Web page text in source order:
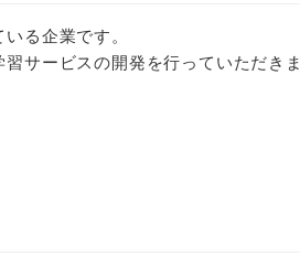
る企業です。
サービスの開発を行っていただきま